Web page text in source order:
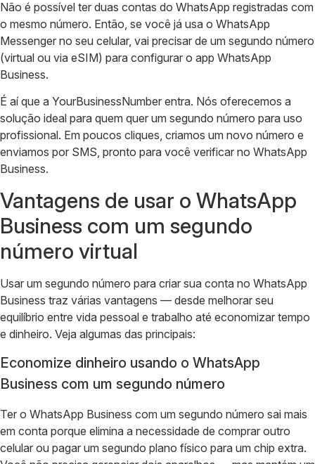
Não é possível ter duas contas do WhatsApp registradas com
o mesmo número. Então, se você já usa o WhatsApp
Messenger no seu celular, vai precisar de um segundo número
(virtual ou via eSIM) para configurar o app WhatsApp
Business.
É aí que a YourBusinessNumber entra. Nós oferecemos a
solução ideal para quem quer um segundo número para uso
profissional. Em poucos cliques, criamos um novo número e
enviamos por SMS, pronto para você verificar no WhatsApp
Business.
Vantagens de usar o WhatsApp
Business com um segundo
número virtual
Usar um segundo número para criar sua conta no WhatsApp
Business traz várias vantagens — desde melhorar seu
equilíbrio entre vida pessoal e trabalho até economizar tempo
e dinheiro. Veja algumas das principais:
Economize dinheiro usando o WhatsApp
Business com um segundo número
Ter o WhatsApp Business com um segundo número sai mais
em conta porque elimina a necessidade de comprar outro
celular ou pagar um segundo plano físico para um chip extra.